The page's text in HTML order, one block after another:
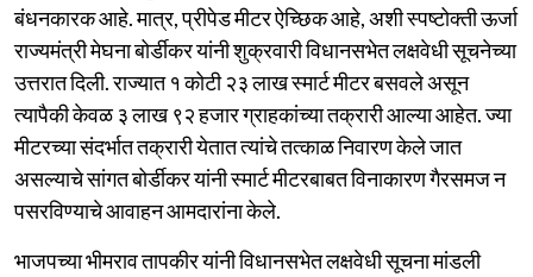
बंधनकारक आहे. मात्र, प्रीपेड मीटर ऐच्छिक आहे, अशी स्पष्टोक्ती ऊर्जा
राज्यमंत्री मेघना बोर्डीकर यांनी शुक्रवारी विधानसभेत लक्षवेधी सूचनेच्या
उत्तरात दिली. राज्यात १ कोटी २३ लाख स्मार्ट मीटर बसवले असून
त्यापैकी केवळ ३ लाख ९२ हजार ग्राहकांच्या तक्रारी आल्या आहेत. ज्या
मीटरच्या संदर्भात तक्रारी येतात त्यांचे तत्काळ निवारण केले जात
असल्याचे सांगत बोर्डीकर यांनी स्मार्ट मीटरबाबत विनाकारण गैरसमज न
पसरविण्याचे आवाहन आमदारांना केले.
भाजपच्या भीमराव तापकीर यांनी विधानसभेत लक्षवेधी सूचना मांडली